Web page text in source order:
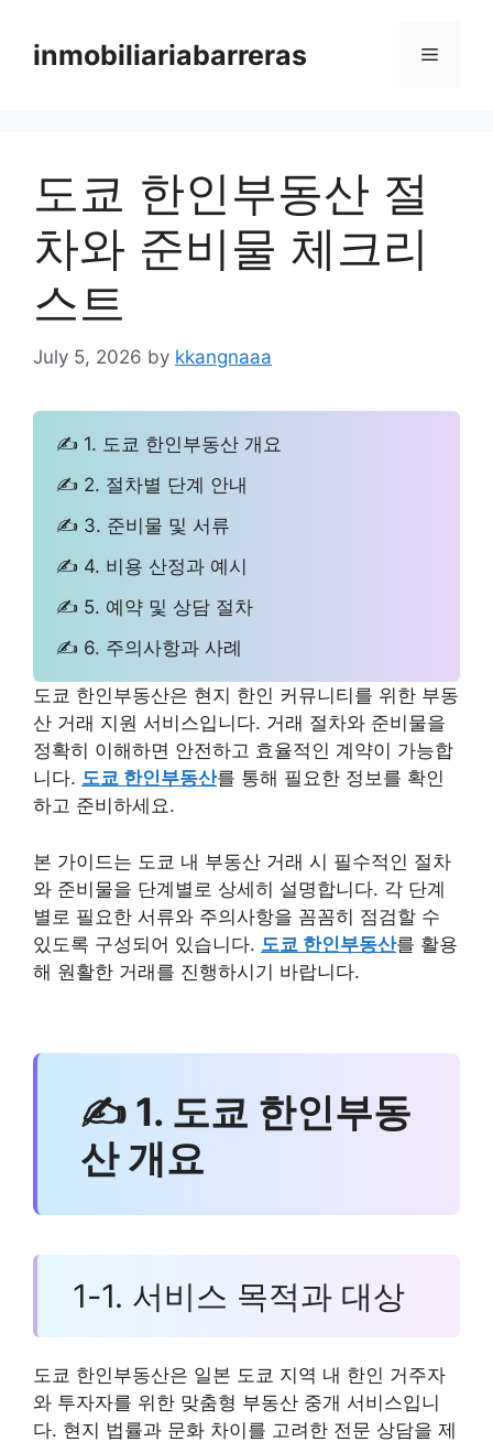
contentinmobiliariabarreras Menu
도쿄 한인부동산 절
차와 준비물 체크리
스트
July 5, 2026 by kkangnaaa
✍ 1. 도쿄 한인부동산 개요
✍ 2. 절차별 단계 안내
✍ 3. 준비물 및 서류
✍ 4. 비용 산정과 예시
✍ 5. 예약 및 상담 절차
✍ 6. 주의사항과 사례
도쿄 한인부동산은 현지 한인 커뮤니티를 위한 부동
산 거래 지원 서비스입니다. 거래 절차와 준비물을
정확히 이해하면 안전하고 효율적인 계약이 가능합
니다. 도쿄 한인부동산를 통해 필요한 정보를 확인
하고 준비하세요.
본 가이드는 도쿄 내 부동산 거래 시 필수적인 절차
와 준비물을 단계별로 상세히 설명합니다. 각 단계
별로 필요한 서류와 주의사항을 꼼꼼히 점검할 수
있도록 구성되어 있습니다. 도쿄 한인부동산를 활용
해 원활한 거래를 진행하시기 바랍니다.
✍ 1. 도쿄 한인부동
산 개요
1-1. 서비스 목적과 대상
도쿄 한인부동산은 일본 도쿄 지역 내 한인 거주자
와 투자자를 위한 맞춤형 부동산 중개 서비스입니
다. 현지 법률과 문화 차이를 고려한 전문 상담을 제